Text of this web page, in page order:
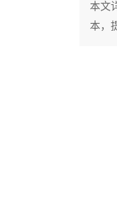
本文
本，